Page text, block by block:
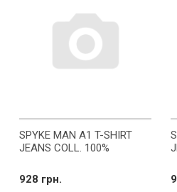
SPYKE MAN A1 T-SHIRT
JEANS COLL. 100%
928 грн.